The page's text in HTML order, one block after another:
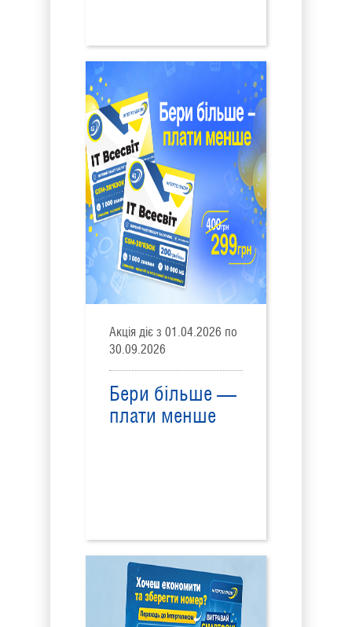
Акція діє з 01.04.2026 по
30.09.2026
Бери більше —
плати менше